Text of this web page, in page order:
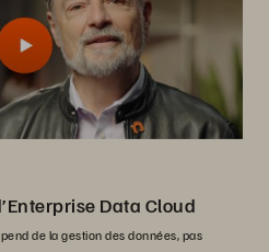
Data Cloud
de la gestion des données, pas